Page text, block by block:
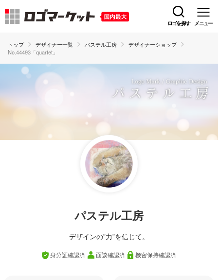
ロゴを探す メニュー
トップ デザイナー一覧 パステル工房
デザイナーショップ
No.44493「quartet」
パステル工房
デザインの"力”を信じて。
身分証確認済 面談確認済 機密保持確認済